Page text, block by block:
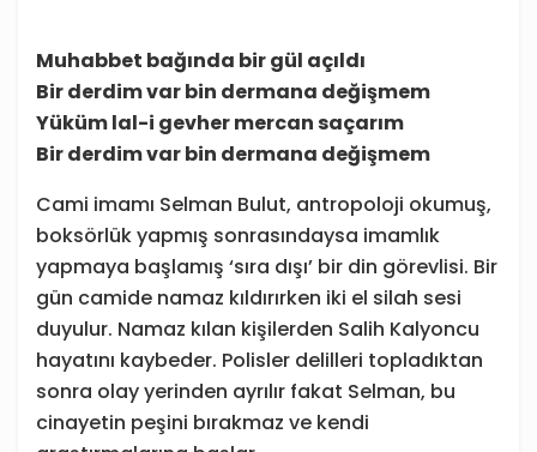
Muhabbet bağında bir gül açıldı
Bir derdim var bin dermana değişmem
Yüküm lal-i gevher mercan saçarım
Bir derdim var bin dermana değişmem
Cami imamı Selman Bulut, antropoloji okumuş,
boksörlük yapmış sonrasındaysa imamlık
yapmaya başlamış ‘sıra dışı’ bir din görevlisi. Bir
gün camide namaz kıldırırken iki el silah sesi
duyulur. Namaz kılan kişilerden Salih Kalyoncu
hayatını kaybeder. Polisler delilleri topladıktan
sonra olay yerinden ayrılır fakat Selman, bu
cinayetin peşini bırakmaz ve kendi